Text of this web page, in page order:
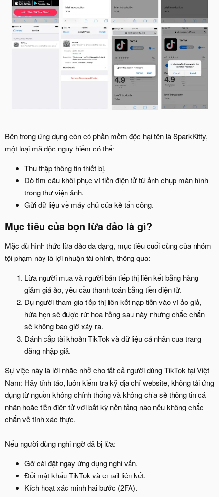
Bên trong ứng dụng còn có phần mềm độc hại tên là SparkKitty,
một loại mã độc nguy hiểm có thể:
Thu thập thông tin thiết bị.
Dò tìm câu khôi phục ví tiền điện tử từ ảnh chụp màn hình
trong thư viện ảnh.
Gửi dữ liệu về máy chủ của kẻ tấn công.
Mục tiêu của bọn lừa đảo là gì?​
Mặc dù hình thức lừa đảo đa dạng, mục tiêu cuối cùng của nhóm
tội phạm này là lợi nhuận tài chính, thông qua:
Lừa người mua và người bán tiếp thị liên kết bằng hàng
giảm giá ảo, yêu cầu thanh toán bằng tiền điện tử.
Dụ người tham gia tiếp thị liên kết nạp tiền vào ví ảo giả,
hứa hẹn sẽ được rút hoa hồng sau này nhưng chắc chắn
sẽ không bao giờ xảy ra.
Đánh cắp tài khoản TikTok và dữ liệu cá nhân qua trang
đăng nhập giả.
Sự việc này là lời nhắc nhở cho tất cả người dùng TikTok tại Việt
Nam: Hãy tỉnh táo, luôn kiểm tra kỹ địa chỉ website, không tải ứng
dụng từ nguồn không chính thống và không chia sẻ thông tin cá
nhân hoặc tiền điện tử với bất kỳ nền tảng nào nếu không chắc
chắn về tính xác thực.
Nếu người dùng nghi ngờ đã bị lừa:
Gỡ cài đặt ngay ứng dụng nghi vấn.
Đổi mật khẩu TikTok và email liên kết.
Kích hoạt xác minh hai bước (2FA).